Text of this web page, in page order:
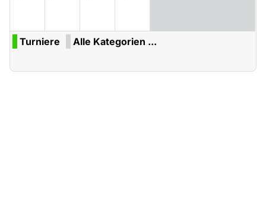
Turniere Alle Kategorien ...